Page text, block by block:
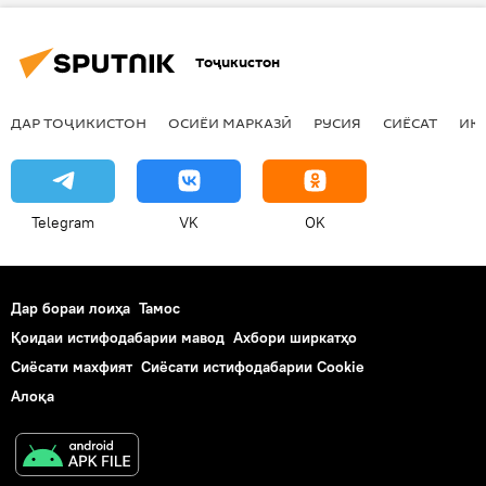
Созмони Паймони Амнияти Дастаҷамъӣ
масоили марбут ба Афғонистон
пойгоҳи 201
Тоҷикистон
ДАР ТОҶИКИСТОН ОСИЁИ МАРКАЗӢ РУСИЯ СИЁСАТ
Telegram VK OK
Дар бораи лоиҳа Тамос
Қоидаи истифодабарии мавод Ахбори ширкатҳо
Сиёсати махфият Сиёсати истифодабарии Cookie
Алоқа